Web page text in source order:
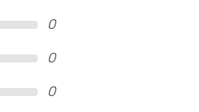
0
0
0